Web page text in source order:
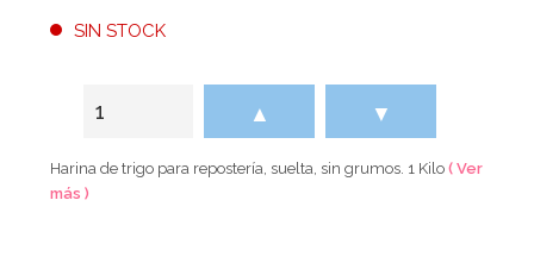
SIN STOCK
▲ ▼
Harina de trigo para repostería, suelta, sin grumos. 1 Kilo( Ver
más )